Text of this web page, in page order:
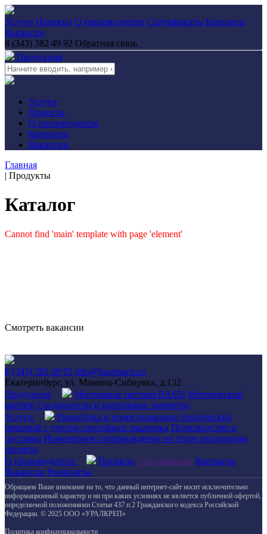
Услуги Проекты О производителе Сертификаты Контакты
Вакансии
8 (343) 382 49 92 Обратная связь
Продукция
Услуги
Проекты
О производителе
Контакты
Вакансии
Главная
| Продукты
Каталог
Cannot find 'main' template with page 'element'
Смотреть вакансии
8 (343) 382 49 92 info@basisparts.ru
Екатеринбург, ул. Мамина-Сибиряка, д.132
Продукция
Монтажная система BASIS Метрический
крепёж Соединители и крепёжные элементы
Услуги
Разработка и проектирование технических
решений с учетом специфики заказчика Производство и
поставка Инженерное сопровождение на этапе реализации
проекта
О производителе
Проекты Сертификаты Контакты
Вакансии Реквизиты
Обращаем Ваше внимание на то, что данный интернет-сайт носит исключительно
информационный характер и ни при каких условиях не является публичной офертой,
определяемой положениями Статьи 437 п.2 Гражданского кодекса Российской
Федерации. © 2025 ООО «УРАЛКРЕП»
Политика конфиденциальности